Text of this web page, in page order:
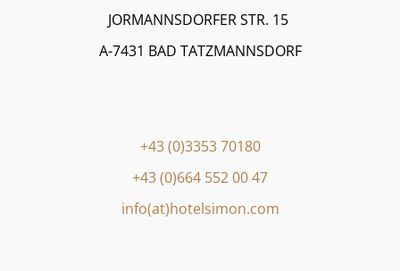
JORMANNSDORFER STR. 15
A-7431 BAD TATZMANNSDORF
+43 (0)3353 70180
+43 (0)664 552 00 47
info(at)hotelsimon.com